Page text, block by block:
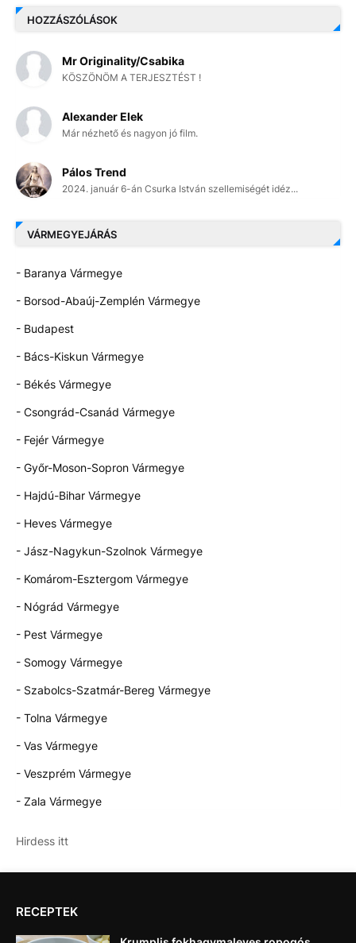
HOZZÁSZÓLÁSOK
Mr Originality/Csabika
KÖSZÖNÖM A TERJESZTÉST !
Alexander Elek
Már nézhető és nagyon jó film.
Pálos Trend
2024. január 6-án Csurka István szellemiségét idéz...
VÁRMEGYEJÁRÁS
- Baranya Vármegye
- Borsod-Abaúj-Zemplén Vármegye
- Budapest
- Bács-Kiskun Vármegye
- Békés Vármegye
- Csongrád-Csanád Vármegye
- Fejér Vármegye
- Győr-Moson-Sopron Vármegye
- Hajdú-Bihar Vármegye
- Heves Vármegye
- Jász-Nagykun-Szolnok Vármegye
- Komárom-Esztergom Vármegye
- Nógrád Vármegye
- Pest Vármegye
- Somogy Vármegye
- Szabolcs-Szatmár-Bereg Vármegye
- Tolna Vármegye
- Vas Vármegye
- Veszprém Vármegye
- Zala Vármegye
Hirdess itt
RECEPTEK